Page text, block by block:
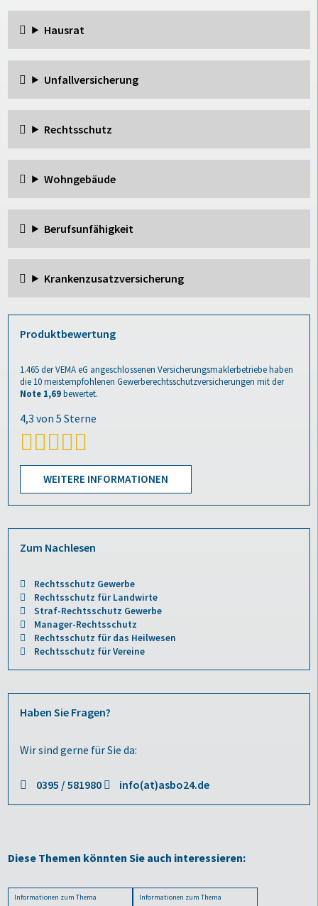
Hausrat
Unfallversicherung
Rechtsschutz
Wohngebäude
Berufsunfähigkeit
Krankenzusatzversicherung
Produktbewertung
1.465der VEMA eG angeschlossenen Versicherungsmaklerbetriebe haben
die 10 meistempfohlenenGewerberechtsschutzversicherungen mit der
Note 1,69bewertet.
WEITERE INFORMATIONEN
Zum Nachlesen
Rechtsschutz Gewerbe
Rechtsschutz für Landwirte
Straf-Rechtsschutz Gewerbe
Manager-Rechtsschutz
Rechtsschutz für das Heilwesen
Rechtsschutz für Vereine
Haben Sie Fragen?
Wir sind gerne für Sie da:
0395 / 581980 info(at)asbo24.de
Diese Themen könnten Sie auch interessieren:
Informationen zum Thema Informationen zum Thema